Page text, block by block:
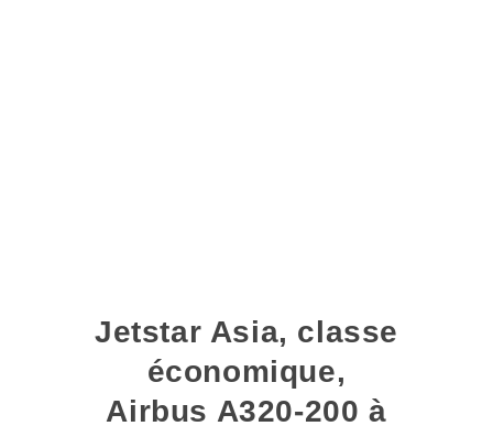
Jetstar Asia, classe
économique,
Airbus A320-200 à